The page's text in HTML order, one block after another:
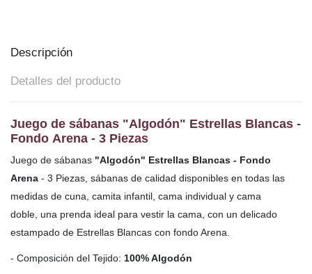
Descripción
Detalles del producto
Juego de sábanas "Algodón" Estrellas Blancas -
Fondo Arena - 3 Piezas
Juego de sábanas "Algodón" Estrellas Blancas - Fondo
Arena - 3 Piezas, sábanas de calidad disponibles en todas las
medidas de cuna, camita infantil, cama individual y cama
doble, una prenda ideal para vestir la cama, con un delicado
estampado de Estrellas Blancas con fondo Arena.
- Composición del Tejido: 100% Algodón